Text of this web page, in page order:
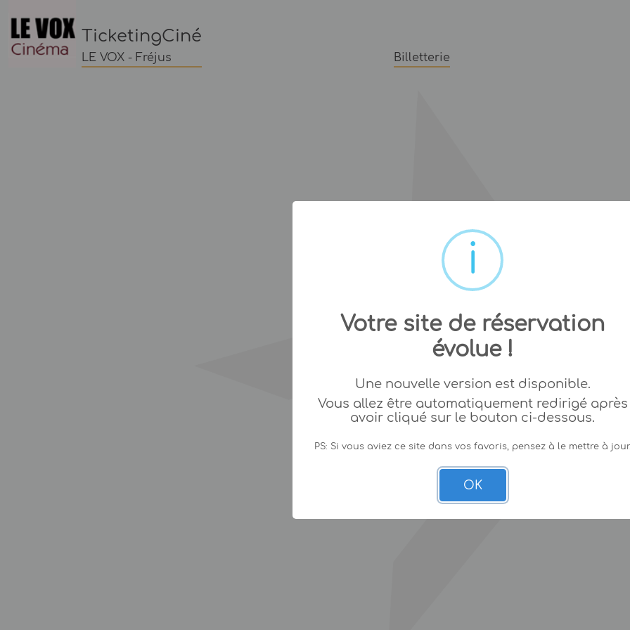
TicketingCiné
LE VOX - Fréjus Billetterie
Votre site de réservation
évolue !
Une nouvelle version est disponible.
Vous allez être automatiquement redirigé après
avoir cliqué sur le bouton ci-dessous.
PS: Si vous aviez ce site dans vos favoris, pensez à le mettre à
OK